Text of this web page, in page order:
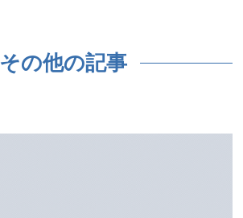
その他の記事